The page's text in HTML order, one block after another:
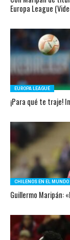
Europa League
EUROPA LEAGUE
¡Para qué te traje!
CHILENOS EN EL MUNDO
Guillermo Maripán: